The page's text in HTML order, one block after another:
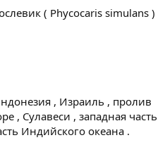
( Phycocaris simulans )
, Израиль , пролив
, Сулавеси , западная часть
Индийского океана .